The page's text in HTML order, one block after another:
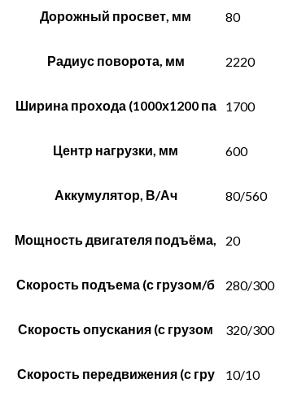
Дорожный просвет, мм 80
Радиус поворота, мм 2220
Ширина прохода (1000х1200 па 1700
Центр нагрузки, мм 600
Аккумулятор, В/Ач 80/560
Мощность двигателя подъёма, 20
Скорость подъема (с грузом/б 280/300
Скорость опускания (с грузом 320/300
Скорость передвижения (с гру 10/10